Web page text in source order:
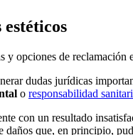
opciones de reclamación
dudas jurídicas
o responsabilidad
con un resultado
daños que, en principio,